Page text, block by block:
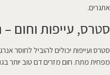
אתגרים.
סטרס, עייפות וחום
סטרס ועייפות יכולים להוביל לחוסר
מפחית מתח. חום מזרים דם טוב יותר